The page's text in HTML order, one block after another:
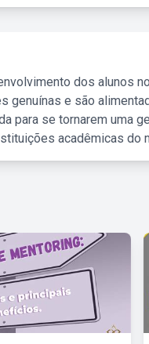
dos alunos
e são
para se tornarem uma
acadêmicas do